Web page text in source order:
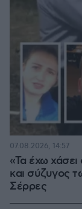
«Τα έχω
και σύζυγος
Σέρρες
07.08.2026, 14:57